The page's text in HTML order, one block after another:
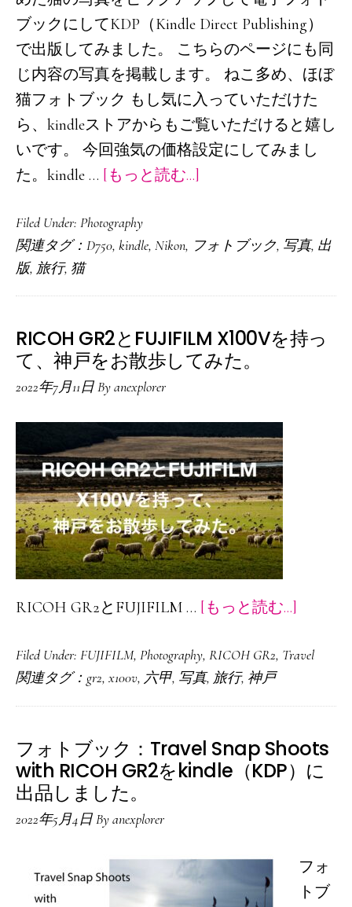
け
な
い
考
ブックにしてKDP（Kindle Direct Publishing）
で出版してみました。 こちらのページにも同
じ内容の写真を掲載します。 ねこ多め、ほぼ
猫フォトブック もし気に入っていただけた
ら、kindleストアからもご覧いただけると嬉し
いです。 今回強気の価格設定にしてみまし
た。kindle … [もっと読む...]
ト
ッ
ク：
ね
こ
め、
ほ
ぼ
猫
フ
ォ
ト
ブ
ク
を
kindle（KDP）
出
品
た。
Filed Under: Photography
関連タグ： D750, kindle, Nikon, フォトブック, 写真, 出
版, 旅行, 猫
RICOH GR2とFUJIFILM X100Vを持っ
て、神戸をお散歩してみた。
2022年7月11日Byanexplorer
RICOH GR2とFUJIFILM … [もっと読む...]
GR2
を
持
神
戸
Filed Under: FUJIFILM, Photography, RICOH GR2, Travel
関連タグ： gr2, x100v, 六甲, 写真, 旅行, 神戸
フォトブック：Travel Snap Shoots
with RICOH GR2をkindle（KDP）に
出品しました。
2022年5月4日Byanexplorer
フォ
トブ